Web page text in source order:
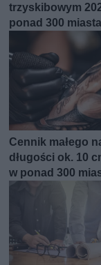
trzyskibowym
ponad 300
Cennik małego
długości ok. 10
w ponad 300